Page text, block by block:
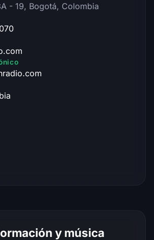
- 19, Bogotá, Colombia
y música